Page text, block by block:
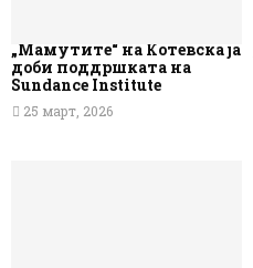
„Мамутите“ на Котевска ја
доби поддршката на
Sundance Institute
25 март, 2026